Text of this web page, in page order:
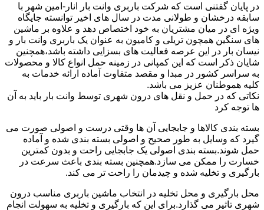
در پایان گفتنی است که شرکت باربری وانت بار انار-امین شهر با
سابقه درخشان و طولانی مدت در سال های اخیر توانسته جایگاه
ویژه ای در میان مشتریان به خود اختصاص دهد و علاوه بر ماشین
های سنگین همچون تریلی و کامیون به عنوان یک باربری وانت بار و
نیسان بار در این عرصه فعالیت های بسزایی داشته باشد،همچنین
شایان ذکر است که این کمپانی در زمینه حمل انواع کالا و محصولات
به سراسر کشور در مبدا و مقصد متفاوت آماده ارائه خدمات به
کلیه هموطنان عزیز می باشد.
نکاتی که در حمل و نقل های درون شهری توسط وانت بار باید به آن
ها توجه کرد
بسته بندی کالاها و جابجایی آن ها وقتی درست و اصولی صورت می
گیرد که وسایل به طور صحیح و اصولی بسته بندی شده و آماده
حمل شوند.بسته بندی اصولی یک جابجایی راحت و بدون کمترین
خسارت را ممکن می سازد.همچنین بسته بندی باعث سرعت در
بارگیری و تخلیه شده و چیدمان را راحت تر می کند.
محل بارگیری و محل تخلیه در انتخاب ماشین باربری مناسب درون
شهری تاثیر می گذارد.برای این که بارگیری و تخلیه به سهولت انجام